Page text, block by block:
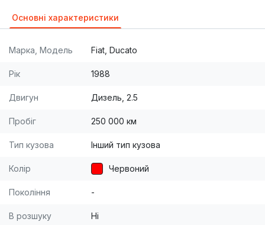
Основні характеристики
Марка, Модель Fiat, Ducato
Рік 1988
Двигун Дизель, 2.5
Пробіг 250 000 км
Тип кузова Інший тип кузова
Колір Червоний
Покоління -
В розшуку Ні